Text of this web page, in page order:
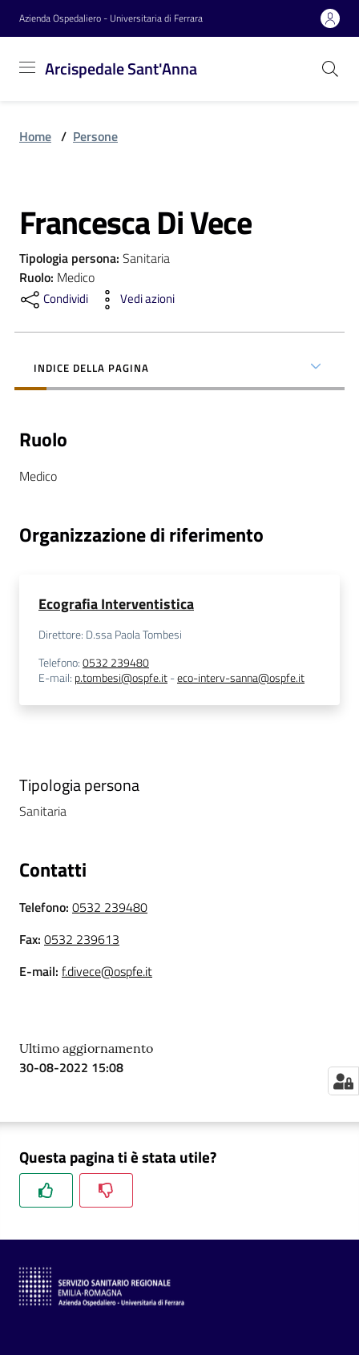
Vai al contenuto
Vai alla navigazione
Vai al footer
Azienda Ospedaliero - Universitaria di Ferrara
Arcispedale Sant'Anna
Sant'Anna
Azienda
Servizi
Reparti
Novità
a
a
z
a
r
à
i
e
n
A
i
i
t
a
i
o
Home / Persone
Salta al contenuto
Francesca Di Vece
Tipologia persona: Sanitaria
Ruolo: Medico
Condividi Vedi azioni
INDICE DELLA PAGINA
Ruolo
Medico
Organizzazione di riferimento
Ecografia Interventistica
Direttore: D.ssa Paola Tombesi
Telefono:0532 239480
E-mail: p.tombesi@ospfe.it-eco-interv-sanna@ospfe.it
Tipologia persona
Sanitaria
Contatti
Telefono: 0532 239480
Fax: 0532 239613
E-mail: f.divece@ospfe.it
Ultimo aggiornamento
30-08-2022 15:08
Questa pagina ti è stata utile?